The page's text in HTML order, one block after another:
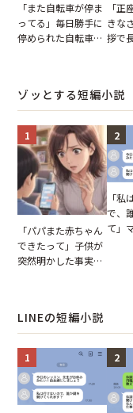
「また自転車が停ま
ってる」毎日勝手に
停められた自転車。
「正
きな
拶で
ゾッとする短編小説
1
「パパまた赤ちゃん
できたって」子供が
突然明かした事実。
2
「私
で、
て」
LINEの短編小説
1 2